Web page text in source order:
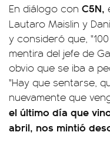
En diálogo con C5N,
Lautaro Maislin y
y consideró que,
mentira del jefe de
obvio que se iba a
"Hay que sentarse,
nuevamente que
el último día que
abril, nos mintió